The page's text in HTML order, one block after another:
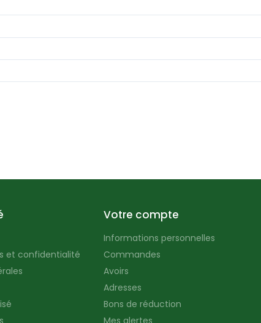
et confidentialité
Votre compte
Informations personnelles
Commandes
Avoirs
Adresses
Bons de réduction
Mes alertes